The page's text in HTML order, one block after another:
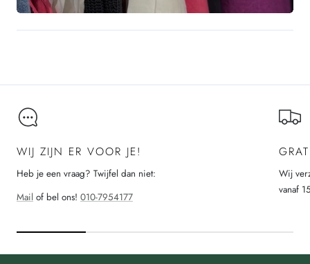
WIJ ZIJN ER VOOR JE!
Heb je een vraag? Twijfel dan niet:
Mail of bel ons! 010-7954177
Wij
vanaf